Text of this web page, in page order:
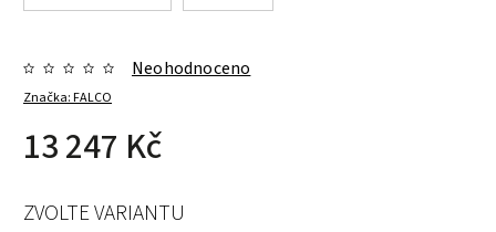
Značka:FALCO
Neohodnoceno
13 247 Kč
ZVOLTE VARIANTU